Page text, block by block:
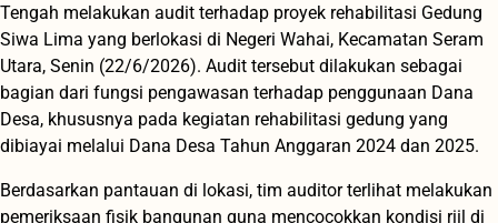
Tengah melakukan audit terhadap proyek rehabilitasi Gedung
Siwa Lima yang berlokasi di Negeri Wahai, Kecamatan Seram
Utara, Senin (22/6/2026). Audit tersebut dilakukan sebagai
bagian dari fungsi pengawasan terhadap penggunaan Dana
Desa, khususnya pada kegiatan rehabilitasi gedung yang
dibiayai melalui Dana Desa Tahun Anggaran 2024 dan 2025.
Berdasarkan pantauan di lokasi, tim auditor terlihat melakukan
pemeriksaan fisik bangunan guna mencocokkan kondisi riil di